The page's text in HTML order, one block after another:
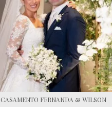
CASAMENTO FERNANDA & WILSON